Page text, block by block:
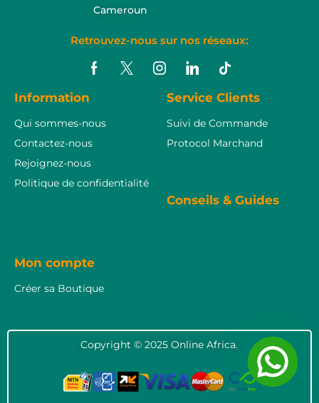
Cameroun
Retrouvez-nous sur nos réseaux:
Information
Qui sommes-nous
Contactez-nous
Rejoignez-nous
Politique de confidentialité
Service Clients
Suivi de Commande
Protocol Marchand
Conseils & Guides
Mon compte
Créer sa Boutique
Copyright © 2025 Online Africa.